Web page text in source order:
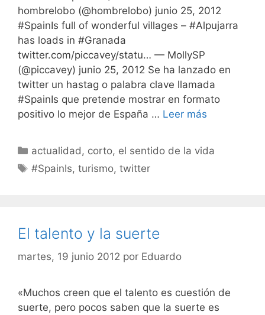
hombrelobo (@hombrelobo) junio 25, 2012
#SpainIs full of wonderful villages – #Alpujarra
has loads in #Granada
twitter.com/piccavey/statu… — MollySP
(@piccavey) junio 25, 2012 Se ha lanzado en
twitter un hastag o palabra clave llamada
#SpainIs que pretende mostrar en formato
positivo lo mejor de España … Leer más
Categorías
actualidad, corto, el sentido de la vida
Etiquetas
#SpainIs,turismo,twitter
El talento y la suerte
martes, 19 junio 2012 por Eduardo
«Muchos creen que el talento es cuestión de
suerte, pero pocos saben que la suerte es